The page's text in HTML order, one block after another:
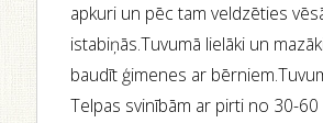
apkuri un pēc tam veldzēties
istabiņās.Tuvumā lielāki un
baudīt ģimenes ar
Telpas svinībām ar pirti no 30-60